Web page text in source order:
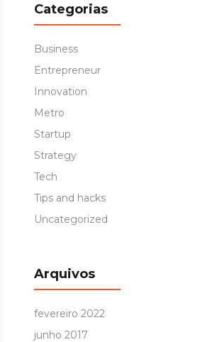
Categorias
Business
Entrepreneur
Innovation
Metro
Startup
Strategy
Tech
Tips and hacks
Uncategorized
Arquivos
fevereiro 2022
junho 2017